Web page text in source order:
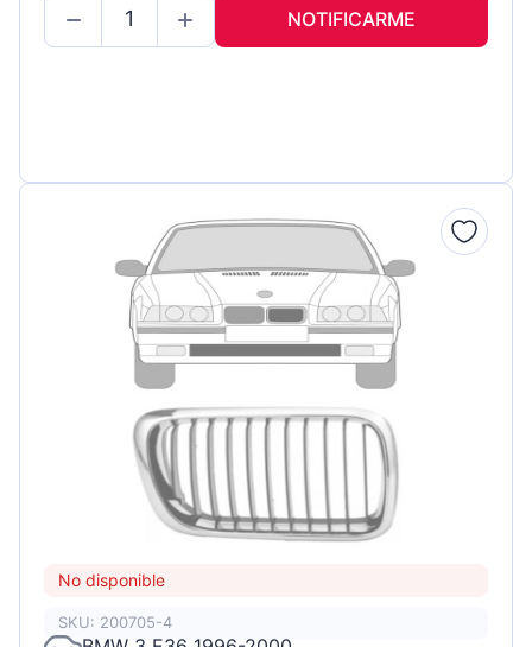
NOTIFICARME
No disponible
SKU: 200705-4